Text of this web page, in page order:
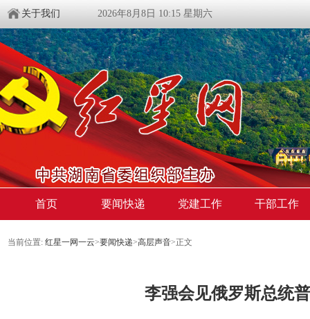
关于我们 2026年8月8日 10:15 星期六
首页 要闻快递 党建工作 干部工作
当前位置: 红星一网一云>要闻快递>高层声音>正文
李强会见俄罗斯总统